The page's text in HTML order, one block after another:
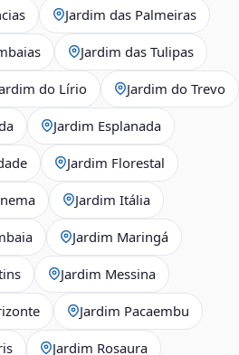
Jardim das Palmeiras
Jardim das Tulipas
do Lírio Jardim do Trevo
Jardim Esplanada
Jardim Florestal
Jardim Itália
Jardim Maringá
Jardim Messina
Jardim Pacaembu
Jardim Rosaura